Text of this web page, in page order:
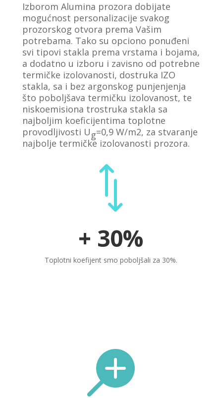
Izborom Alumina prozora dobijate
mogućnost personalizacije svakog
prozorskog otvora prema Vašim
potrebama. Tako su opciono ponuđeni
svi tipovi stakla prema vrstama i bojama,
a dodatno u izboru i zavisno od potrebne
termičke izolovanosti, dostruka IZO
stakla, sa i bez argonskog punjenjenja
što poboljšava termičku izolovanost, te
niskoemisiona trostruka stakla sa
najboljim koeficijentima toplotne
provodljivosti Ug=0,9 W/m2, za stvaranje
najbolje termičke izolovanosti prozora.
*
+ 30%
Toplotni koefijent smo poboljšali za 30%.
